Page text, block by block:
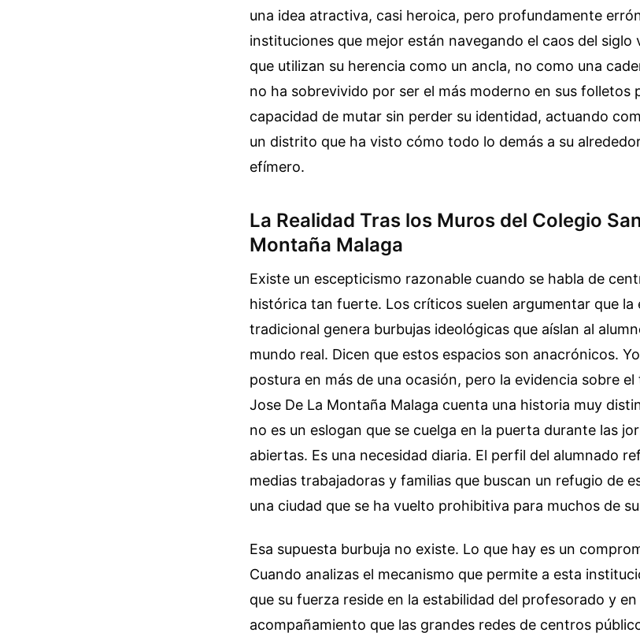
una idea atractiva, casi heroica, pero profundamente
instituciones que mejor están navegando el caos del siglo
que utilizan su herencia como un ancla, no como una
no ha sobrevivido por ser el más moderno en sus folletos
capacidad de mutar sin perder su identidad, actuando
un distrito que ha visto cómo todo lo demás a su
efímero.
La Realidad Tras los Muros del Colegio
Montaña Malaga
Existe un escepticismo razonable cuando se habla de
histórica tan fuerte. Los críticos suelen argumentar que la
tradicional genera burbujas ideológicas que aíslan al
mundo real. Dicen que estos espacios son anacrónicos.
postura en más de una ocasión, pero la evidencia sobre
Jose De La Montaña Malaga cuenta una historia muy
no es un eslogan que se cuelga en la puerta durante las
abiertas. Es una necesidad diaria. El perfil del alumnado
medias trabajadoras y familias que buscan un refugio de
una ciudad que se ha vuelto prohibitiva para muchos de
Esa supuesta burbuja no existe. Lo que hay es un
Cuando analizas el mecanismo que permite a esta
que su fuerza reside en la estabilidad del profesorado y
acompañamiento que las grandes redes de centros